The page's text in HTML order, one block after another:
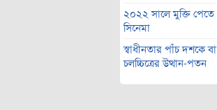
২০২২ সালে মুক্তি
সিনেমা
স্বাধীনতার পাঁচ দশকে
চলচ্চিত্রের উত্থান-পতন